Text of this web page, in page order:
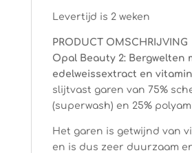
Levertijd is 2 weken
PRODUCT OMSCHRIJVING
Opal Beauty 2: Bergwelten
edelweissextract en
slijtvast garen van 75%
(superwash) en 25%
Het garen is getwijnd van
en is dus zeer duurzaam